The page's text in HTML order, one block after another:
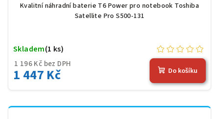
Kvalitní náhradní baterie T6 Power pro notebook Toshiba
Satellite Pro S500-131
1 196 Kč bez DPH
1 447 Kč
Skladem(1 ks)
Do košíku